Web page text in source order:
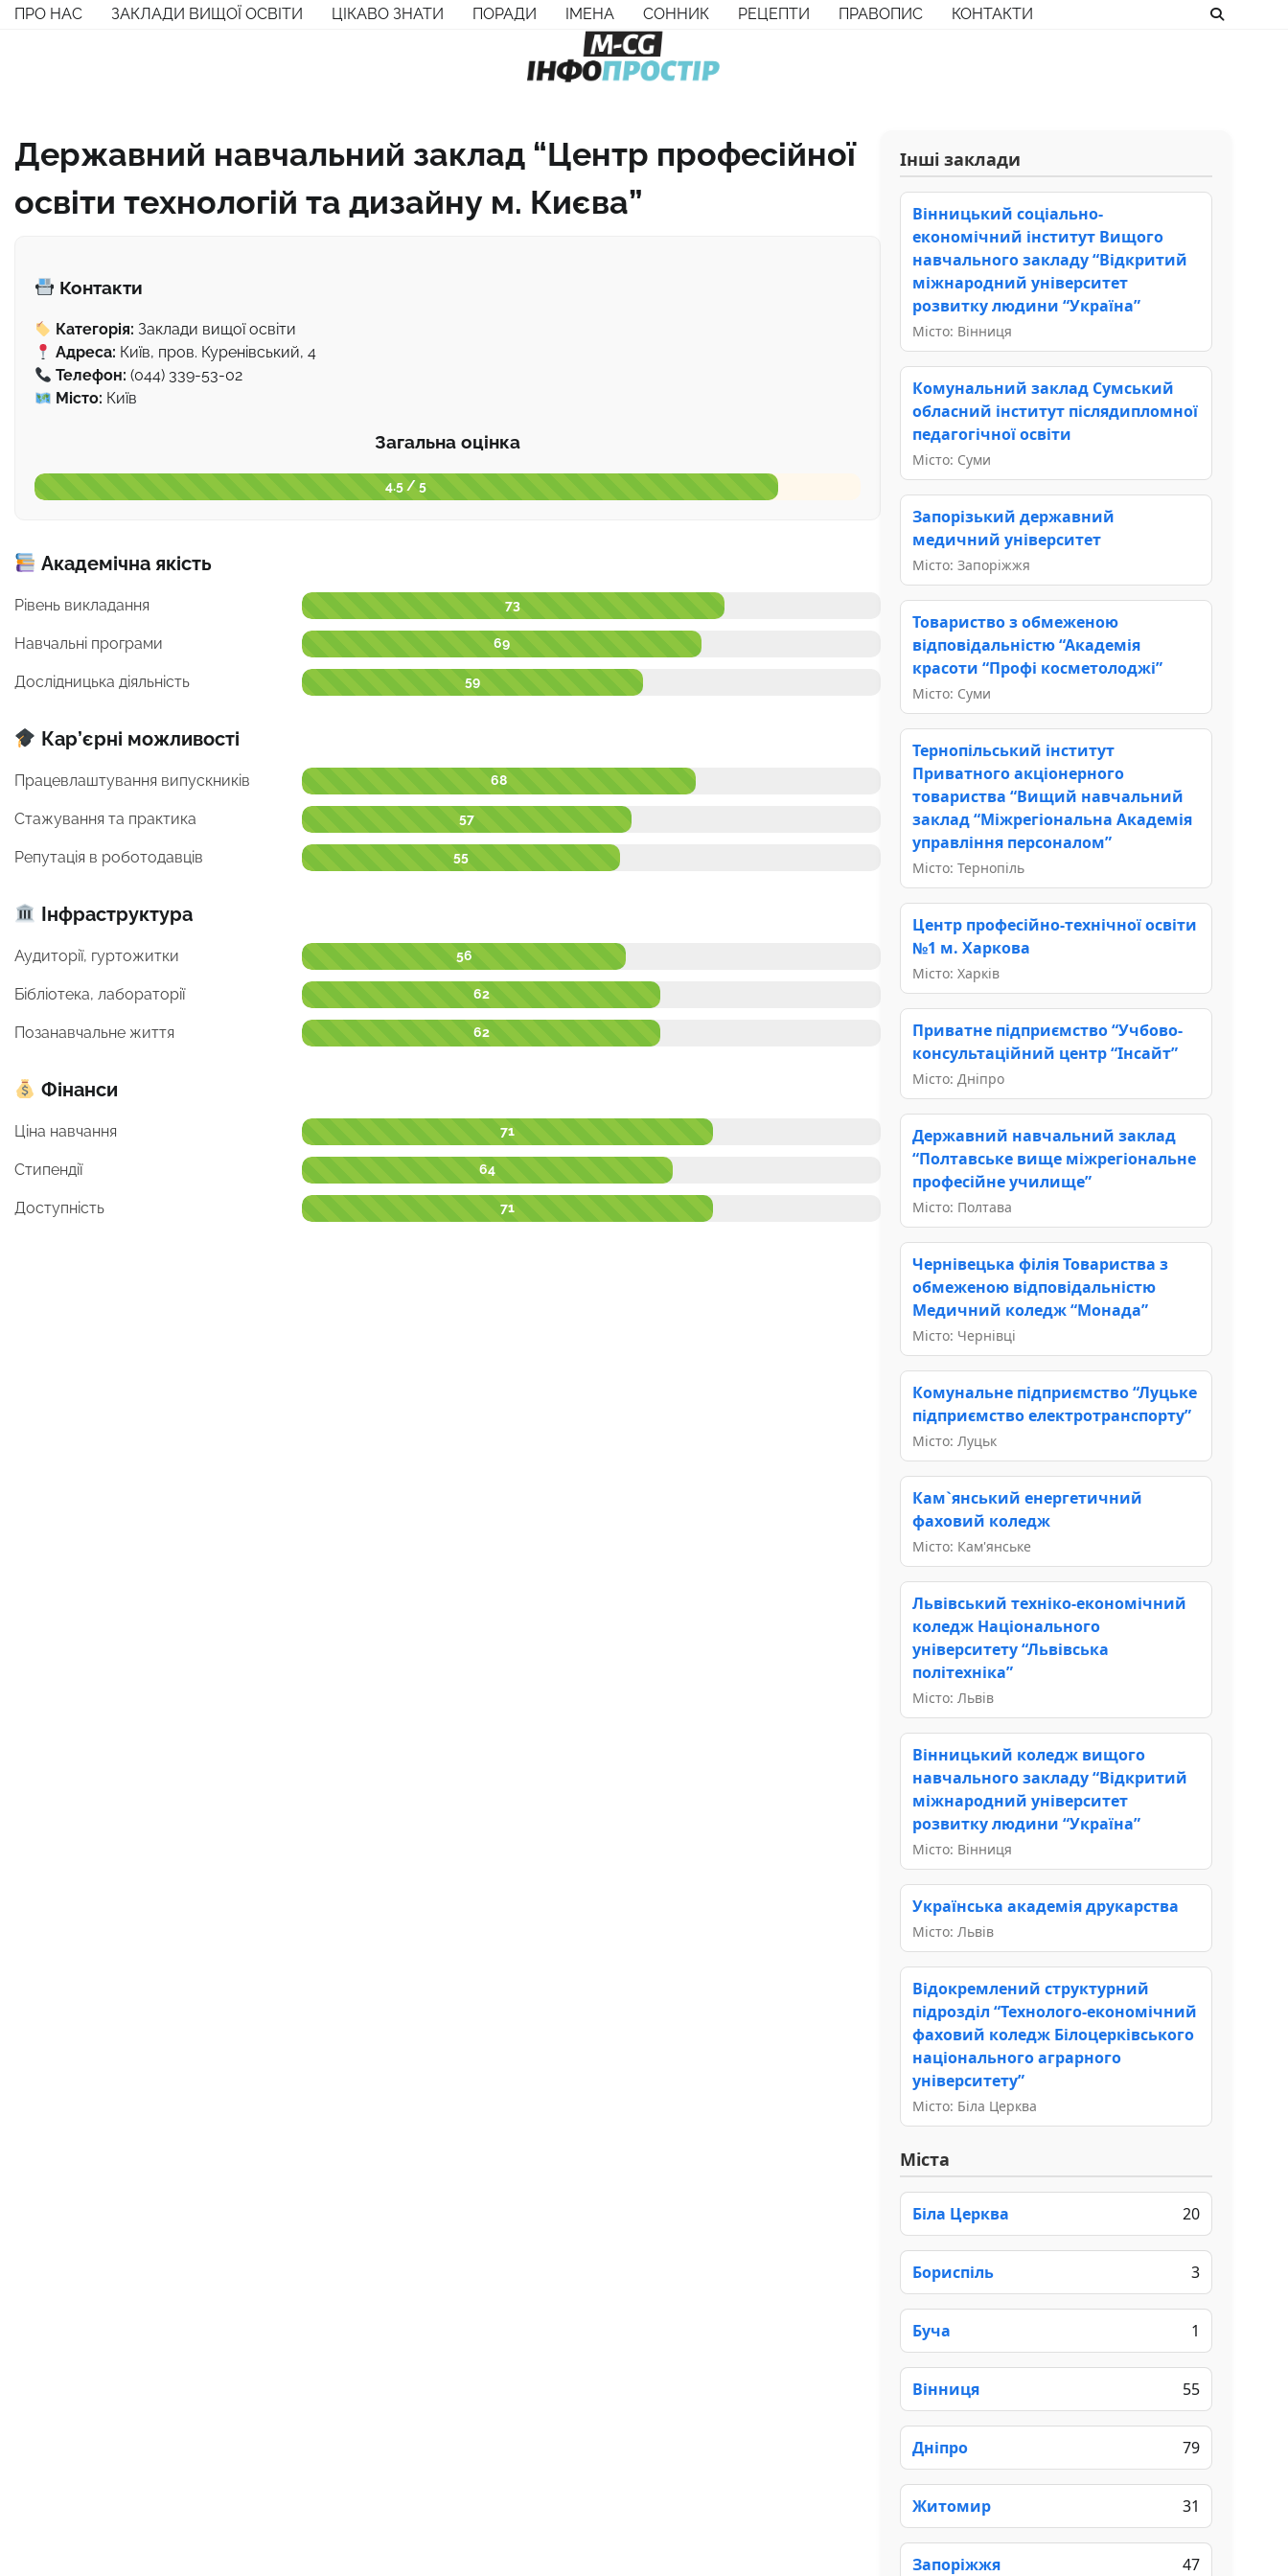
Перейти
ПРО НАС ЗАКЛАДИ ВИЩОЇ ОСВІТИ ЦІКАВО ЗНАТИ ПОРАДИ ІМЕНА СОННИК РЕЦЕПТИ ПРАВОПИС КОНТАКТИ
Державний навчальний заклад “Центр професійної
освіти технологій та дизайну м. Києва”
Контакти
Категорія: Заклади вищої освіти
Адреса: Київ, пров. Куренівський, 4
Телефон: (044) 339-53-02
Місто: Київ
Загальна оцінка
4.5 / 5
Академічна якість
Рівень викладання 73
Навчальні програми 69
Дослідницька діяльність 59
Кар’єрні можливості
Працевлаштування випускників 68
Стажування та практика 57
Репутація в роботодавців 55
Інфраструктура
Аудиторії, гуртожитки 56
Бібліотека, лабораторії 62
Позанавчальне життя 62
Фінанси
Ціна навчання 71
Стипендії 64
Доступність 71
Інші заклади
Вінницький соціально-
економічний інститут Вищого
навчального закладу “Відкритий
міжнародний університет
розвитку людини “Україна”
Місто: Вінниця
Комунальний заклад Сумський
обласний інститут післядипломної
педагогічної освіти
Місто: Суми
Запорізький державний
медичний університет
Місто: Запоріжжя
Товариство з обмеженою
відповідальністю “Академія
красоти “Профі косметолоджі”
Місто: Суми
Тернопільський інститут
Приватного акціонерного
товариства “Вищий навчальний
заклад “Міжрегіональна Академія
управління персоналом”
Місто: Тернопіль
Центр професійно-технічної освіти
№1 м. Харкова
Місто: Харків
Приватне підприємство “Учбово-
консультаційний центр “Інсайт”
Місто: Дніпро
Державний навчальний заклад
“Полтавське вище міжрегіональне
професійне училище”
Місто: Полтава
Чернівецька філія Товариства з
обмеженою відповідальністю
Медичний коледж “Монада”
Місто: Чернівці
Комунальне підприємство “Луцьке
підприємство електротранспорту”
Місто: Луцьк
Кам`янський енергетичний
фаховий коледж
Місто: Кам'янське
Львівський техніко-економічний
коледж Національного
університету “Львівська
політехніка”
Місто: Львів
Вінницький коледж вищого
навчального закладу “Відкритий
міжнародний університет
розвитку людини “Україна”
Місто: Вінниця
Українська академія друкарства
Місто: Львів
Відокремлений структурний
підрозділ “Технолого-економічний
фаховий коледж Білоцерківського
національного аграрного
університету”
Місто: Біла Церква
Міста
Біла Церква 20
Бориспіль 3
Буча 1
Вінниця 55
Дніпро 79
Житомир 31
Запоріжжя 47